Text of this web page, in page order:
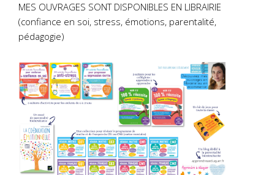
MES OUVRAGES SONT DISPONIBLES EN LIBRAIRIE
(confiance en soi, stress, émotions, parentalité,
pédagogie)